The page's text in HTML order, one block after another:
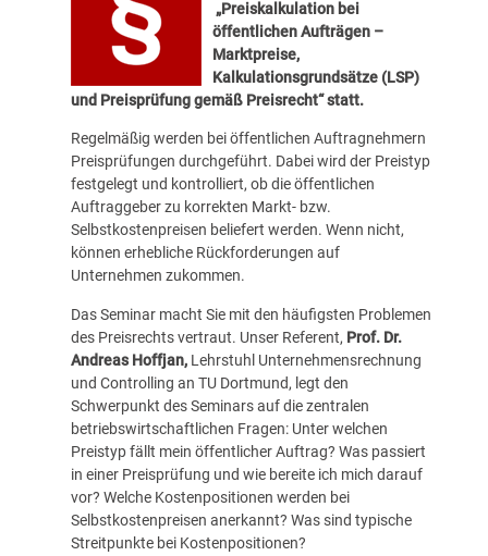
„Preiskalkulation bei
öffentlichen Aufträgen –
Marktpreise,
Kalkulationsgrundsätze (LSP)
und Preisprüfung gemäß Preisrecht“ statt.
Regelmäßig werden bei öffentlichen Auftragnehmern
Preisprüfungen durchgeführt. Dabei wird der Preistyp
festgelegt und kontrolliert, ob die öffentlichen
Auftraggeber zu korrekten Markt- bzw.
Selbstkostenpreisen beliefert werden. Wenn nicht,
können erhebliche Rückforderungen auf
Unternehmen zukommen.
Das Seminar macht Sie mit den häufigsten Problemen
des Preisrechts vertraut. Unser Referent, Prof. Dr.
Andreas Hoffjan, Lehrstuhl Unternehmensrechnung
und Controlling an TU Dortmund, legt den
Schwerpunkt des Seminars auf die zentralen
betriebswirtschaftlichen Fragen: Unter welchen
Preistyp fällt mein öffentlicher Auftrag? Was passiert
in einer Preisprüfung und wie bereite ich mich darauf
vor? Welche Kostenpositionen werden bei
Selbstkostenpreisen anerkannt? Was sind typische
Streitpunkte bei Kostenpositionen?